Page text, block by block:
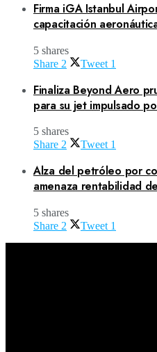
Firma iGA Istanbul
capacitación
5 shares
Share 2 Tweet 1
Finaliza Beyond Aero
para su jet impulsado
5 shares
Share 2 Tweet 1
Alza del petróleo por
amenaza rentabilidad
5 shares
Share 2 Tweet 1